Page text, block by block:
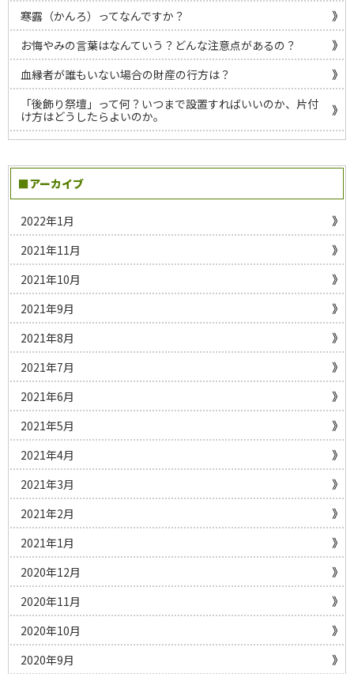
寒露（かんろ）ってなんですか？
お悔やみの言葉はなんていう？どんな注意点があるの？
血縁者が誰もいない場合の財産の行方は？
「後飾り祭壇」って何？いつまで設置すればいいのか、片付
け方はどうしたらよいのか。
■アーカイブ
2022年1月
2021年11月
2021年10月
2021年9月
2021年8月
2021年7月
2021年6月
2021年5月
2021年4月
2021年3月
2021年2月
2021年1月
2020年12月
2020年11月
2020年10月
2020年9月